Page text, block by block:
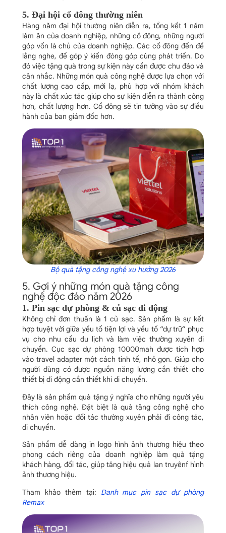
5. Đại hội cổ đông thường niên
Hàng năm đại hội thường niên diễn ra, tổng kết 1 năm
làm ăn của doanh nghiệp, những cổ đông, những người
góp vốn là chủ của doanh nghiệp. Các cổ đông đến để
lắng nghe, để góp ý kiến đóng góp cùng phát triển. Do
đó việc tặng quà trong sự kiện này cần được chu đáo và
cân nhắc. Những món quà công nghệ được lựa chọn với
chất lượng cao cấp, mới lạ, phù hợp với nhóm khách
này là chất xúc tác giúp cho sự kiện diễn ra thành công
hơn, chất lượng hơn. Cổ đông sẽ tin tưởng vào sự điều
hành của ban giám đốc hơn.
Bộ quà tặng công nghệ xu hướng 2026
5. Gợi ý những món quà tặng công
nghệ độc đáo năm 2026
1. Pin sạc dự phòng & củ sạc di động
Không chỉ đơn thuần là 1 củ sạc. Sản phẩm là sự kết
hợp tuyệt vời giữa yếu tố tiện lợi và yếu tố “dự trữ” phục
vụ cho nhu cầu du lịch và làm việc thường xuyên di
chuyển. Cục sạc dự phòng 10000mah được tích hợp
vào travel adapter một cách tinh tế, nhỏ gọn. Giúp cho
người dùng có được nguồn năng lượng cần thiết cho
thiết bị di động cần thiết khi di chuyển.
Đây là sản phẩm quà tặng ý nghĩa cho những người yêu
thích công nghệ. Đặt biệt là quà tặng công nghệ cho
nhân viên hoặc đối tác thường xuyên phải đi công tác,
di chuyển.
Sản phẩm dễ dàng in logo hình ảnh thương hiệu theo
phong cách riêng của doanh nghiệp làm quà tặng
khách hàng, đối tác, giúp tăng hiệu quả lan truyênf hình
ảnh thương hiệu.
Tham khảo thêm tại: Danh mục pin sạc dự phòng
Remax